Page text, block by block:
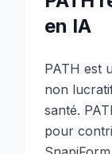
en IA
PATH est
non
santé.
pour